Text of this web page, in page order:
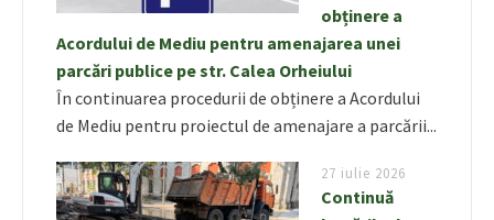
obținere a
Acordului de Mediu pentru amenajarea unei
parcări publice pe str. Calea Orheiului
În continuarea procedurii de obținere a Acordului
de Mediu pentru proiectul de amenajare a parcării...
27 iulie 2026
Continuă